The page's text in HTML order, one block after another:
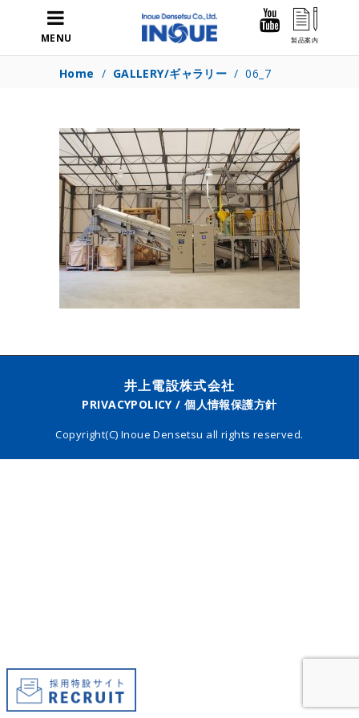
MENU
Home / GALLERY/ギャラリー /06_7
井上電設株式会社
PRIVACYPOLICY / 個人情報保護方針
Copyright(C) Inoue Densetsu all rights reserved.